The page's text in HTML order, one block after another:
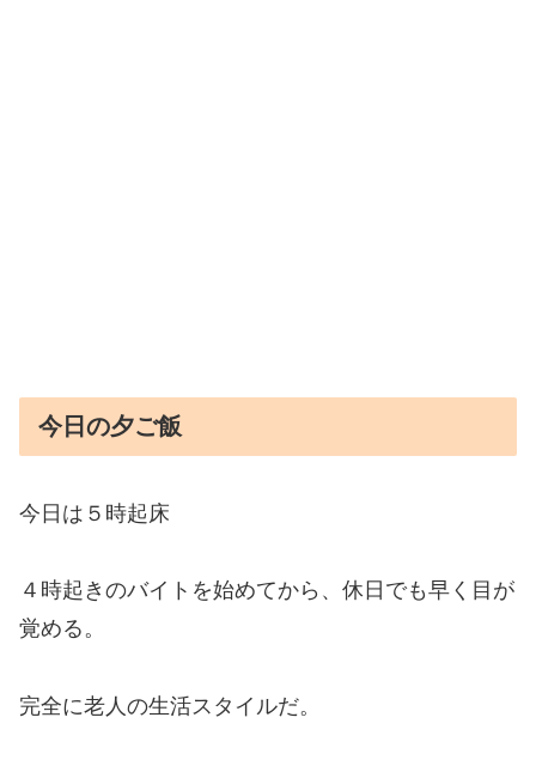
今日の夕ご飯
今日は５時起床
４時起きのバイトを始めてから、休日でも早く目が
覚める。
完全に老人の生活スタイルだ。